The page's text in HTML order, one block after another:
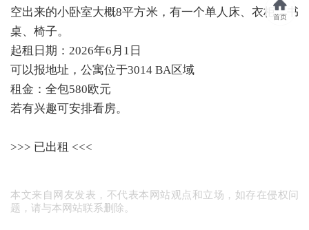
空出来的小卧室大概8平方米，有一个单人床、衣柜、书
桌、椅子。
起租日期：2026年6月1日
可以报地址，公寓位于3014 BA区域
租金：全包580欧元
若有兴趣可安排看房。
>>> 已出租 <<<
本文来自网友发表，不代表本网站观点和立场，如存在侵权问
题，请与本网站联系删除。
首页